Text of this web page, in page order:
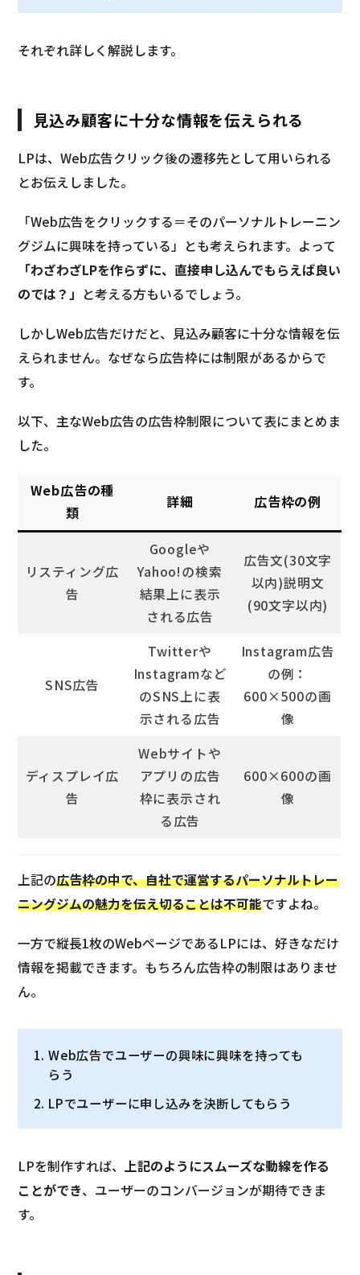
それぞれ詳しく解説します。
見込み顧客に十分な情報を伝えられる
LPは、Web広告クリック後の遷移先として用いられる
とお伝えしました。
「Web広告をクリックする＝そのパーソナルトレーニン
グジムに興味を持っている」とも考えられます。よって
「わざわざLPを作らずに、直接申し込んでもらえば良い
のでは？」 と考える方もいるでしょう。
しかしWeb広告だけだと、見込み顧客に十分な情報を伝
えられません。なぜなら広告枠には制限があるからで
す。
以下、主なWeb広告の広告枠制限について表にまとめま
した。
Web広告の種
類
詳細 広告枠の例
リスティング広
告
Googleや
Yahoo!の検索
結果上に表示
される広告
広告文(30文字
以内)説明文
(90文字以内)
SNS広告
Twitterや
Instagramなど
のSNS上に表
示される広告
Instagram広告
の例：
600×500の画
像
ディスプレイ広
告
Webサイトや
アプリの広告
枠に表示され
る広告
600×600の画
像
上記の広告枠の中で、自社で運営するパーソナルトレー
ニングジムの魅力を伝え切ることは不可能ですよね。
一方で縦長1枚のWebページであるLPには、好きなだけ
情報を掲載できます。もちろん広告枠の制限はありませ
ん。
Web広告でユーザーの興味に興味を持っても
らう
LPでユーザーに申し込みを決断してもらう
LPを制作すれば、上記のようにスムーズな動線を作る
ことができ、ユーザーのコンバージョンが期待できま
す。